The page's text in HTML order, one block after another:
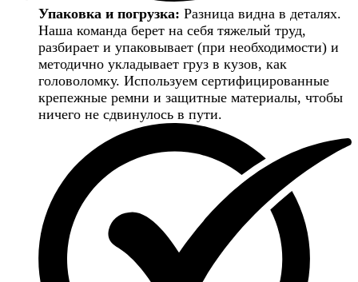
Упаковка и погрузка: Разница видна в деталях.
Наша команда берет на себя тяжелый труд,
разбирает и упаковывает (при необходимости) и
методично укладывает груз в кузов, как
головоломку. Используем сертифицированные
крепежные ремни и защитные материалы, чтобы
ничего не сдвинулось в пути.